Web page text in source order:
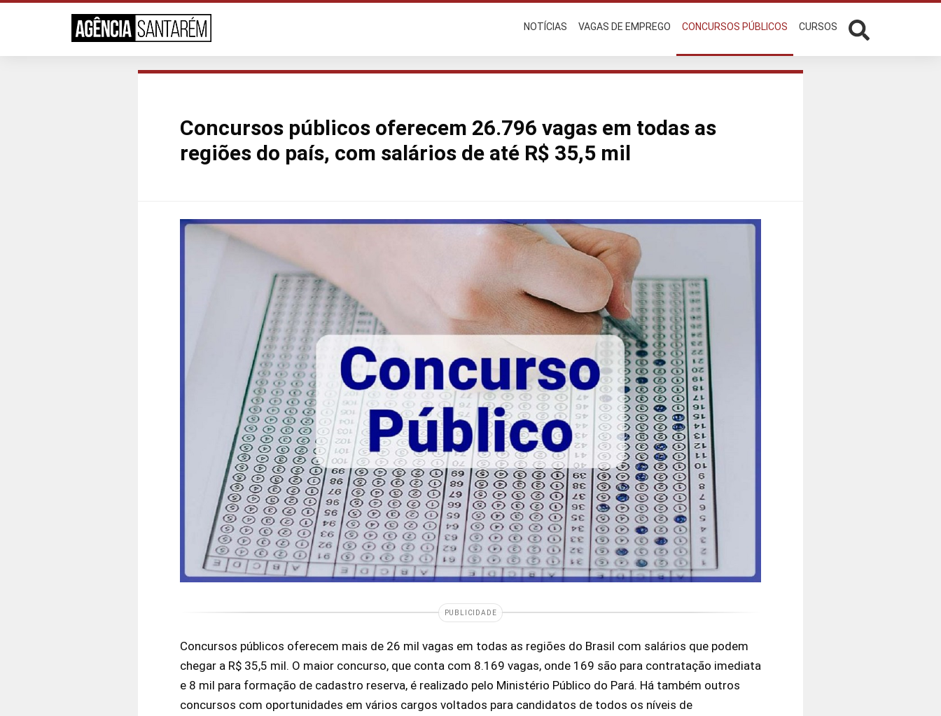
NOTÍCIAS VAGAS DE EMPREGO CONCURSOS PÚBLICOS CURSOS
Concursos públicos oferecem 26.796 vagas em todas as
regiões do país, com salários de até R$ 35,5 mil
PUBLICIDADE
Concursos públicos oferecem mais de 26 mil vagas em todas as regiões do Brasil com salários que podem
chegar a R$ 35,5 mil. O maior concurso, que conta com 8.169 vagas, onde 169 são para contratação imediata
e 8 mil para formação de cadastro reserva, é realizado pelo Ministério Público do Pará. Há também outros
concursos com oportunidades em vários cargos voltados para candidatos de todos os níveis de